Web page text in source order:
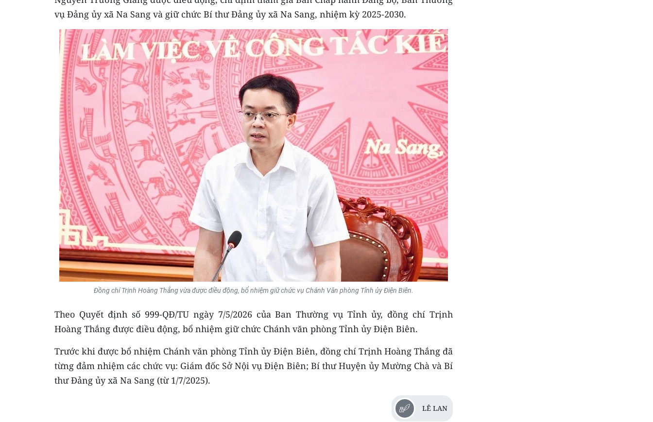
vụ Đảng ủy xã Na Sang và giữ chức Bí thư Đảng ủy xã Na Sang, nhiệm kỳ 2025-2030.
Đồng chí Trịnh Hoàng Thắng vừa được điều động, bổ nhiệm giữ chức vụ Chánh Văn phòng Tỉnh ủy Điện Biên.
Theo Quyết định số 999-QĐ/TU ngày 7/5/2026 của Ban Thường vụ Tỉnh ủy, đồng chí Trịnh
Hoàng Thắng được điều động, bổ nhiệm giữ chức Chánh văn phòng Tỉnh ủy Điện Biên.
Trước khi được bổ nhiệm Chánh văn phòng Tỉnh ủy Điện Biên, đồng chí Trịnh Hoàng Thắng đã
từng đảm nhiệm các chức vụ: Giám đốc Sở Nội vụ Điện Biên; Bí thư Huyện ủy Mường Chà và Bí
thư Đảng ủy xã Na Sang (từ 1/7/2025).
LÊ LAN